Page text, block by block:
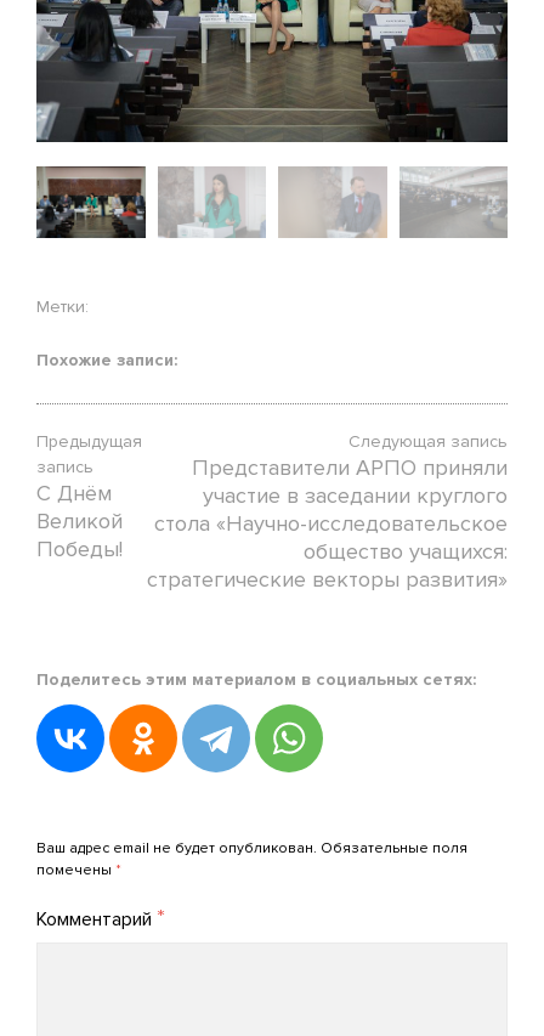
Метки:
Похожие записи:
Предыдущая
запись
С Днём
Великой
Победы!
Следующая запись
Представители АРПО приняли
участие в заседании круглого
стола «Научно-исследовательское
общество учащихся:
стратегические векторы развития»
in
Новости
АРПО
Posted
by
Поделитесь этим материалом в социальных сетях:
Ваш адрес email не будет опубликован. Обязательные поля
помечены *
Комментарий *